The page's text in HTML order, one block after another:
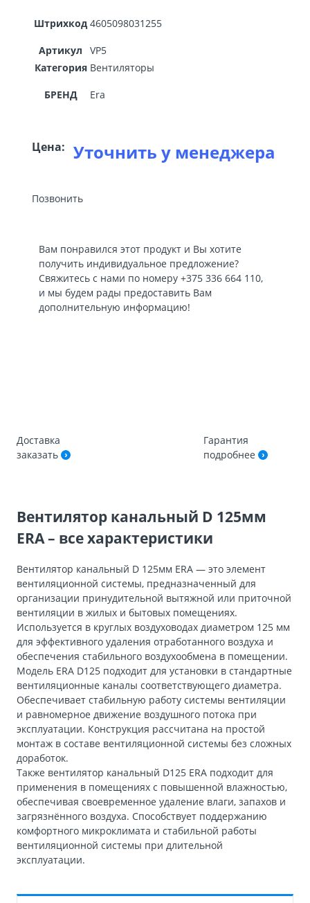
Штрихкод 4605098031255
Артикул
VP5
Категория Вентиляторы
БРЕНД Era
Цена: Уточнить у менеджера
Позвонить
Вам понравился этот продукт и Вы хотите
получить индивидуальное предложение?
Свяжитесь с нами по номеру +375 336 664 110,
и мы будем рады предоставить Вам
дополнительную информацию!
Доставка
заказать
Гарантия
подробнее
Вентилятор канальный D 125мм
ERA – все характеристики
Вентилятор канальный D 125мм ERA — это элемент
вентиляционной системы, предназначенный для
организации принудительной вытяжной или приточной
вентиляции в жилых и бытовых помещениях.
Используется в круглых воздуховодах диаметром 125 мм
для эффективного удаления отработанного воздуха и
обеспечения стабильного воздухообмена в помещении.
Модель ERA D125 подходит для установки в стандартные
вентиляционные каналы соответствующего диаметра.
Обеспечивает стабильную работу системы вентиляции
и равномерное движение воздушного потока при
эксплуатации. Конструкция рассчитана на простой
монтаж в составе вентиляционной системы без сложных
доработок.
Также вентилятор канальный D125 ERA подходит для
применения в помещениях с повышенной влажностью,
обеспечивая своевременное удаление влаги, запахов и
загрязнённого воздуха. Способствует поддержанию
комфортного микроклимата и стабильной работы
вентиляционной системы при длительной
эксплуатации.